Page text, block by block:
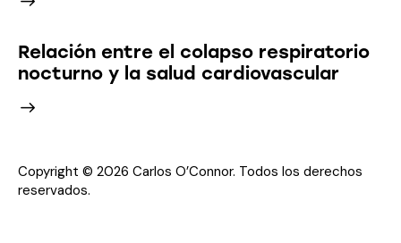
Relación entre el colapso respiratorio
nocturno y la salud cardiovascular
Copyright © 2026 Carlos O’Connor. Todos los derechos
reservados.